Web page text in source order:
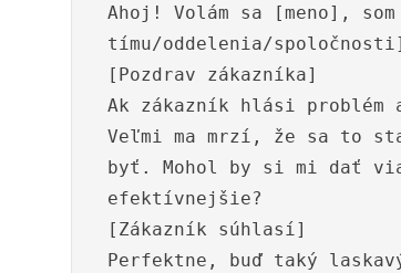
Ahoj! Volám sa [meno],
tímu/oddelenia/
[Pozdrav zákazníka]
Ak zákazník hlási problém
Veľmi ma mrzí, že sa to
byť. Mohol by si mi dať
efektívnejšie?
[Zákazník súhlasí]
Perfektne, buď taký